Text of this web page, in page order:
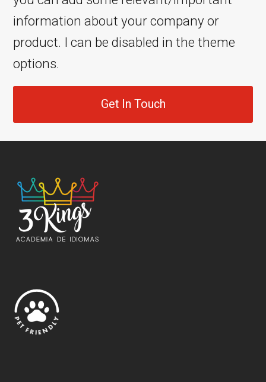
information about your company or
product. I can be disabled in the theme
options.
Get In Touch